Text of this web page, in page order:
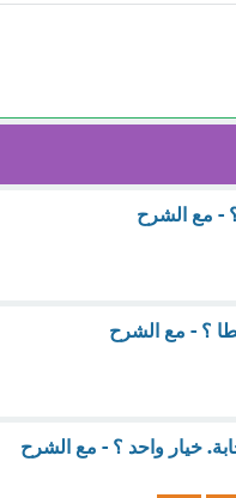
- مع الشرح
؟ - مع الشرح
خيار واحد ؟ - مع الشرح